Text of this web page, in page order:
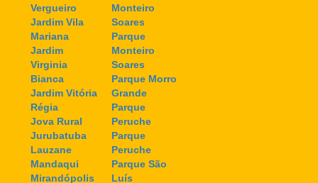
Vergueiro
Jardim Vila
Mariana
Jardim
Virginia
Bianca
Jardim Vitória
Régia
Jova Rural
Jurubatuba
Lauzane
Mandaqui
Mirandópolis
Monteiro
Soares
Parque
Monteiro
Soares
Parque Morro
Grande
Parque
Peruche
Parque
Peruche
Parque São
Luís